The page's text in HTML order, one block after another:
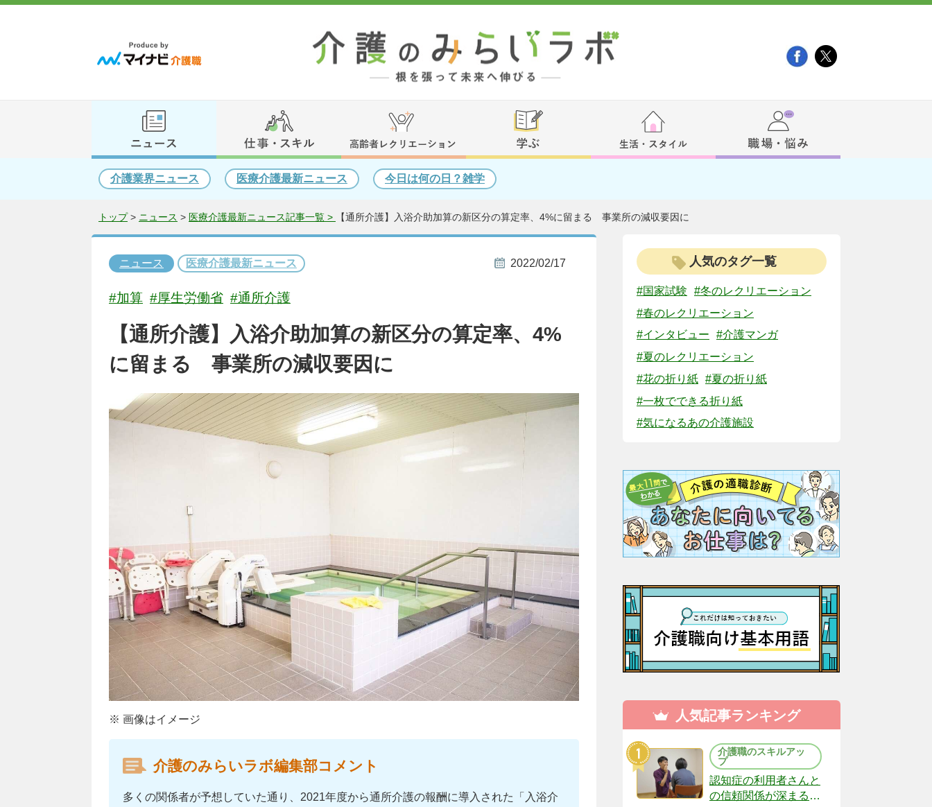
介護業界ニュース 医療介護最新ニュース 今日は何の日？雑学
トップ> ニュース > 医療介護最新ニュース記事一覧 > 【通所介護】入浴介助加算の新区分の算定率、4%に留まる 事業所の減収要因に
ニュース 医療介護最新ニュース 2022/02/17
#加算 #厚生労働省 #通所介護
【通所介護】入浴介助加算の新区分の算定率、4%
に留まる 事業所の減収要因に
※ 画像はイメージ
介護のみらいラボ編集部コメント
多くの関係者が予想していた通り、2021年度から通所介護の報酬に導入された「入浴介
人気のタグ一覧
#国家試験
#冬のレクリエーション
#春のレクリエーション
#インタビュー
#介護マンガ
#夏のレクリエーション
#花の折り紙 #夏の折り紙
#一枚でできる折り紙
#気になるあの介護施設
人気記事ランキング
介護職のスキルアッ
プ
認知症の利用者さんと
の信頼関係が深まる声